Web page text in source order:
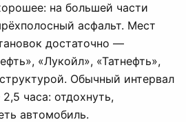
на большей части
асфальт. Мест
достаточно —
«Лукойл», «Татнефть»,
Обычный интервал
часа: отдохнуть,
автомобиль.